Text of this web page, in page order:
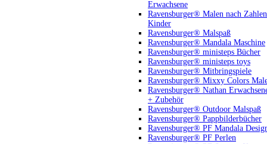
Erwachsene
Ravensburger® Malen nach Zahlen
Kinder
Ravensburger® Malspaß
Ravensburger® Mandala Maschine
Ravensburger® ministeps Bücher
Ravensburger® ministeps toys
Ravensburger® Mitbringspiele
Ravensburger® Mixxy Colors
Ravensburger® Nathan
+ Zubehör
Ravensburger® Outdoor Malspaß
Ravensburger® Pappbilderbücher
Ravensburger® PF Mandala
Ravensburger® PF Perlen